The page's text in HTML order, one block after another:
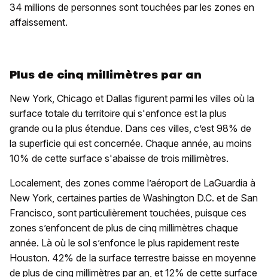
34 millions de personnes sont touchées par les zones en
affaissement.
Plus de cinq millimètres par an
New York, Chicago et Dallas figurent parmi les villes où la
surface totale du territoire qui s'enfonce est la plus
grande ou la plus étendue. Dans ces villes, c’est 98% de
la superficie qui est concernée. Chaque année, au moins
10% de cette surface s'abaisse de trois millimètres.
Localement, des zones comme l’aéroport de LaGuardia à
New York, certaines parties de Washington D.C. et de San
Francisco, sont particulièrement touchées, puisque ces
zones s’enfoncent de plus de cinq millimètres chaque
année. Là où le sol s’enfonce le plus rapidement reste
Houston. 42% de la surface terrestre baisse en moyenne
de plus de cinq millimètres par an, et 12% de cette surface